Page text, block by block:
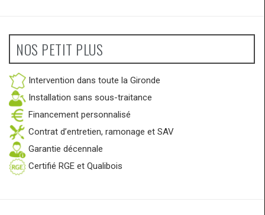
NOS PETIT PLUS
Intervention dans toute la Gironde
Installation sans sous-traitance
Financement personnalisé
Contrat d’entretien, ramonage et SAV
Garantie décennale
Certifié RGE et Qualibois